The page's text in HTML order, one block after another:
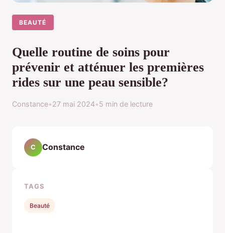
BEAUTÉ
Quelle routine de soins pour
prévenir et atténuer les premières
rides sur une peau sensible?
Constance•27 mai 2024•5 min de lecture
C Constance
TAGS
Beauté